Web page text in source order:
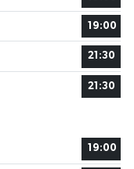
19:00
21:30
21:30
19:00